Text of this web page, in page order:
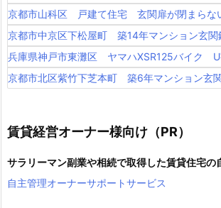
京都市山科区 戸建て住宅 玄関扉が閉まら
京都市中京区下松屋町 築14年マンション玄関
兵庫県神戸市東灘区 ヤマハXSR125バイク U
京都市北区紫竹下芝本町 築6年マンション玄
賃貸経営オーナー様向け（PR）
サラリーマン副業や相続で取得した賃貸住宅の
自主管理オーナーサポートサービス